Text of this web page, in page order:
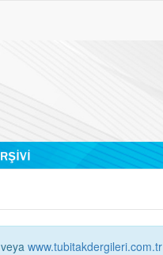
veya www.tubitakdergileri.com.tr